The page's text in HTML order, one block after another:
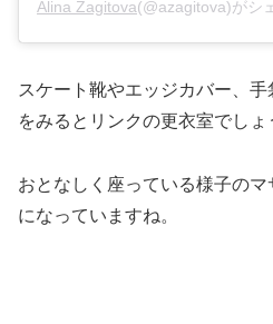
Alina Zagitova(@azagitova)がシ
スケート靴やエッジカバー、
をみるとリンクの更衣室でしょ
おとなしく座っている様子の
になっていますね。